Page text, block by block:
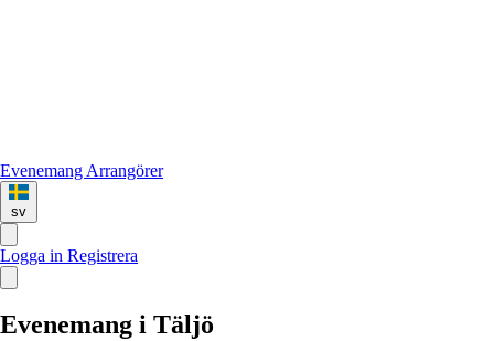
Evenemang Arrangörer
sv
Logga in Registrera
Evenemang i Täljö